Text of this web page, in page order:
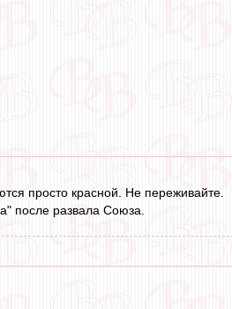
просто красной. Не переживайте.
после развала Союза.